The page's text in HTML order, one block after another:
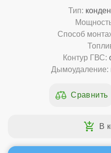
Тип:
Способ
Контур ГВС:
Дымоудаление: